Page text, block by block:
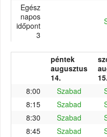
Egész
napos
időpont
3
péntek
augusztus
14.
15.
8:00
Szabad
8:15
Szabad
8:30
Szabad
8:45
Szabad